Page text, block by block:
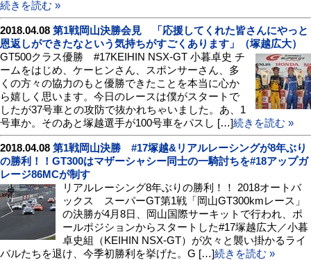
続きを読む »
2018.04.08 第1戦岡山決勝会見 「応援してくれた皆さんにやっと
恩返しができたなという気持ちがすごくあります」（塚越広大）
GT500クラス優勝 #17KEIHIN NSX-GT 小暮卓史 チ
ームをはじめ、ケーヒンさん、スポンサーさん、多
くの方々の協力のもと優勝できたことを本当に心か
ら嬉しく思います。今日のレースは僕がスタートで
したが37号車との攻防で抜かれちゃいました。あ、1
号車か。そのあと塚越選手が100号車をパスし […]続きを読む »
2018.04.08 第1戦岡山決勝 #17塚越&リアルレーシングが8年ぶり
の勝利！！GT300はマザーシャシー同士の一騎討ちを#18アップガ
レージ86MCが制す
リアルレーシング8年ぶりの勝利！！ 2018オートバ
ックス スーパーGT第1戦「岡山GT300kmレース」
の決勝が4月8日、岡山国際サーキットで行われ、ポ
ールポジションからスタートした#17塚越広大／小暮
卓史組（KEIHIN NSX-GT）が次々と襲い掛かるライ
バルたちを退け、今季初勝利を挙げた。G […]続きを読む »